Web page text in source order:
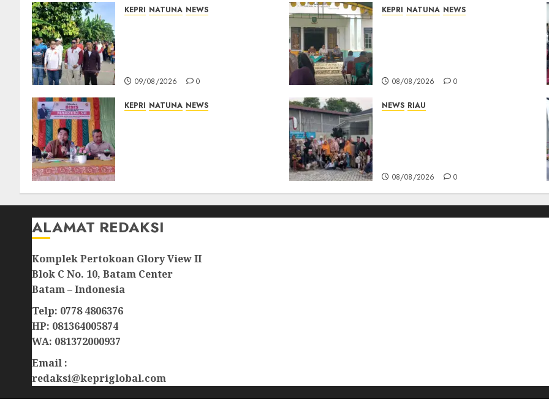
KEPRI NATUNA NEWS
09/08/2026 0
KEPRI NATUNA NEWS
08/08/2026 0
KEPRI NATUNA NEWS
08/08/2026 0
NEWS RIAU
08/08/2026 0
ALAMAT REDAKSI
Komplek Pertokoan Glory View II
Blok C No. 10, Batam Center
Batam – Indonesia
Telp: 0778 4806376
HP: 081364005874
WA: 081372000937
Email :
redaksi@kepriglobal.com